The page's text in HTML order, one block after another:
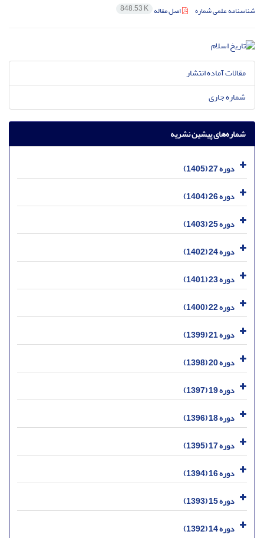
شناسنامه علمی شماره اصل مقاله 848.53 K
مقالات آماده انتشار
شماره جاری
شماره‌های پیشین نشریه
دوره 27 (1405)
دوره 26 (1404)
دوره 25 (1403)
دوره 24 (1402)
دوره 23 (1401)
دوره 22 (1400)
دوره 21 (1399)
دوره 20 (1398)
دوره 19 (1397)
دوره 18 (1396)
دوره 17 (1395)
دوره 16 (1394)
دوره 15 (1393)
دوره 14 (1392)